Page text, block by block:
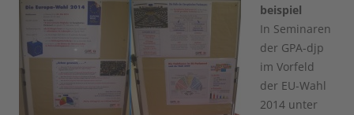
beispiel
In Seminaren
der GPA-djp
im Vorfeld
der EU-Wahl
2014 unter